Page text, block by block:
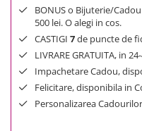
BONUS o Bijuterie/
500 lei. O alegi in cos.
CASTIGI 7de puncte de
LIVRARE GRATUITA, in
Impachetare Cadou,
Felicitare, disponibila in
Personalizarea